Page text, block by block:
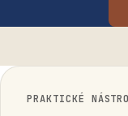
PRAKTICKÉ